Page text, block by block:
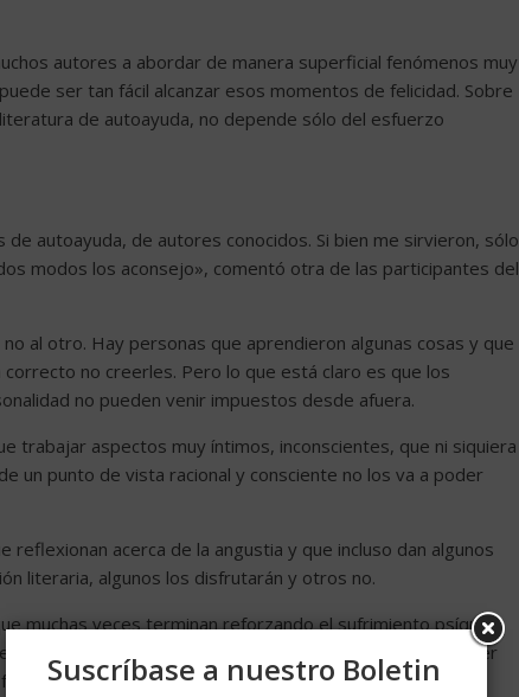
autores a abordar de manera superficial fenómenos muy
ser tan fácil alcanzar esos momentos de felicidad. Sobre
de autoayuda, no depende sólo del esfuerzo
autoayuda, de autores conocidos. Si bien me sirvieron, sólo
modos los aconsejo», comentó otra de las participantes del
al otro. Hay personas que aprendieron algunas cosas y que
no creerles. Pero lo que está claro es que los
no pueden venir impuestos desde afuera.
trabajar aspectos muy íntimos, inconscientes, que ni siquiera
un punto de vista racional y consciente no los va a poder
acerca de la angustia y que incluso dan algunos
literaria, algunos los disfrutarán y otros no.
muchas veces terminan reforzando el sufrimiento psíquico.
sólo de la voluntad individual, y que nada tienen que ver
que sienten los que no alcanzan ese ideal.
Suscríbase a nuestro Boletin